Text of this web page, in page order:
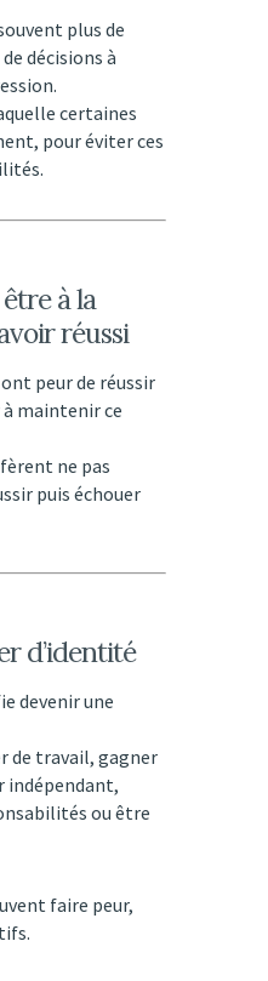
plus de
décisions à
certaines
pour éviter ces
à la
réussi
peur de réussir
à maintenir ce
ne pas
puis échouer
d’identité
devenir une
de travail, gagner
indépendant,
ou être
faire peur,